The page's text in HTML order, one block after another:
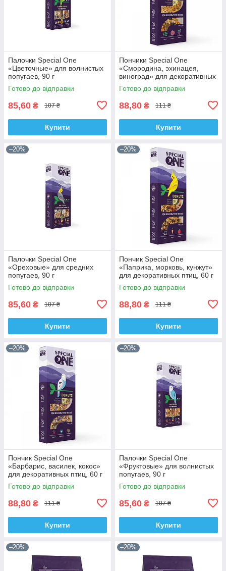
Палочки Special One
«Цветочные» для волнистых
попугаев, 90 г
Готово до відправки
85,60 ₴ 107 ₴
Купити
Пончики Special One
«Смородина, эхинацея,
виноград» для декоративных
птиц, 60 г
Готово до відправки
88,80 ₴ 111 ₴
Купити
–20%
Палочки Speciаl One
«Ореховые» для средних
попугаев, 90 г
Готово до відправки
85,60 ₴ 107 ₴
Купити
–20%
Пончик Speciаl One
«Паприка, морковь, кунжут»
для декоративных птиц, 60 г
Готово до відправки
88,80 ₴ 111 ₴
Купити
–20%
Пончик Special One
«Барбарис, василек, кокос»
для декоративных птиц, 60 г
Готово до відправки
88,80 ₴ 111 ₴
Купити
–20%
Палочки Speciаl One
«Фруктовые» для волнистых
попугаев, 90 г
Готово до відправки
85,60 ₴ 107 ₴
Купити
–20% –20%